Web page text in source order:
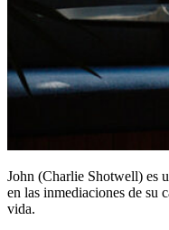
John (Charlie Shotwell) es
en las inmediaciones de su
vida.